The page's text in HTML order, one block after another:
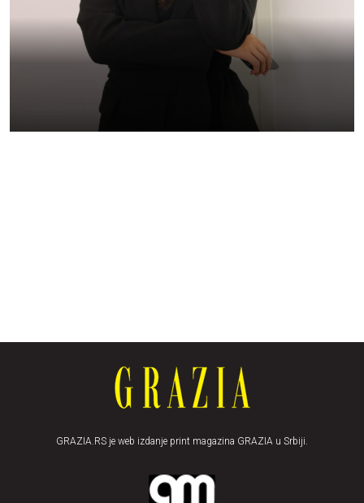
GRAZIA.RS je web izdanje print magazina GRAZIA u Srbiji.